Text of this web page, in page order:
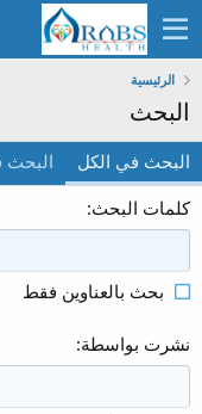
الرئيسية
البحث
البحث في الكل البحث
كلمات البحث
بحث بالعناوين فقط
نشرت بواسطة